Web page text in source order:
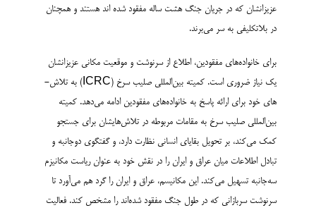
عزیزانشان که در جریان جنگ هشت ساله مفقود­ شده اند هستند و همچنان
در بلاتکلیفی به سر می­‌برند.
برای خانواده­‌های مفقودین، اطلاع از سرنوشت و موقعیت مکانی عزیزان­شان
یک نیاز ضروری است. کمیته بین‌­المللی صلیب سرخ (ICRC) به تلاش‌­
های خود برای ارائه پاسخ به خانواده­‌های مفقودین ادامه می‌­دهد. کمیته
بین‌المللی صلیب سرخ به مقامات مربوطه در تلاش‌های­شان برای جستجو
کمک می­‌کند، بر تحویل بقایای انسانی نظارت دارد، و گفتگوی دوجانبه و
تبادل اطلاعات میان عراق و ایران را در نقش خود به عنوان ریاست مکانیزم
سه‌جانبه تسهیل می‌کند. این مکانیسم، عراق و ایران را گرد هم می‌­آورد تا
سرنوشت سربازانی که در طول جنگ مفقود شده­‌اند را مشخص کند. فعالیت­‌